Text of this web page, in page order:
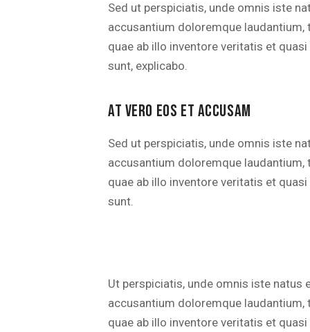
Sed ut perspiciatis, unde omnis iste
accusantium doloremque laudantium,
quae ab illo inventore veritatis et
sunt, explicabo.
AT VERO EOS ET ACCUSAM
Sed ut perspiciatis, unde omnis iste
accusantium doloremque laudantium,
quae ab illo inventore veritatis et
sunt.
Ut perspiciatis, unde omnis iste natus
accusantium doloremque laudantium,
quae ab illo inventore veritatis et